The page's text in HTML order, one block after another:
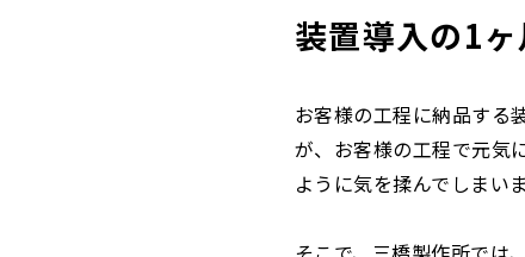
装置導入の1
お客様の工程に納品する
が、お客様の工程で元気
ように気を揉んでしまいま